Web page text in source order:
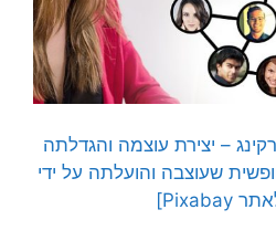
– יצירת עוצמה והגדלתה
שעוצבה והועלתה על ידי